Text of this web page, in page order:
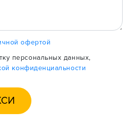
офертой
персональных данных,
конфиденциальности